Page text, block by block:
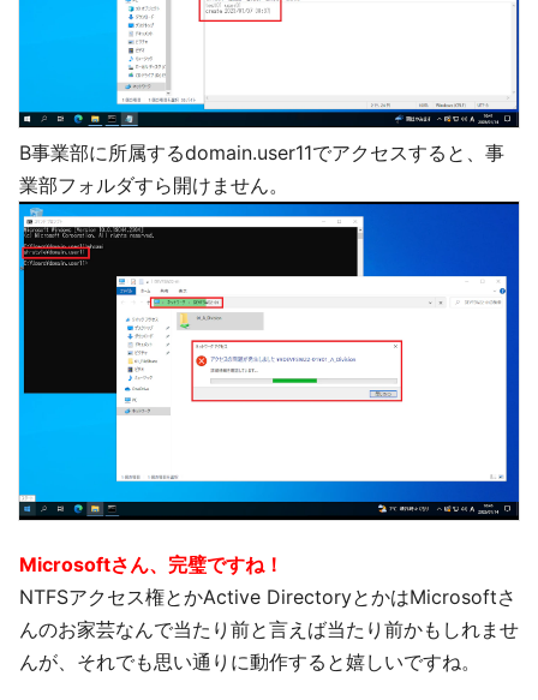
B事業部に所属するdomain.user11でアクセスすると、事
業部フォルダすら開けません。
Microsoftさん、完璧ですね！
NTFSアクセス権とかActive DirectoryとかはMicrosoftさ
んのお家芸なんで当たり前と言えば当たり前かもしれませ
んが、それでも思い通りに動作すると嬉しいですね。